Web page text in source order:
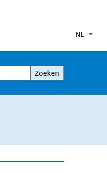
NL
Zoeken